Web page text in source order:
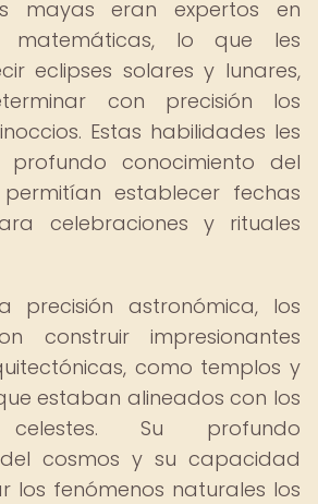
mayas eran expertos en
matemáticas, lo que les
eclipses solares y lunares,
con precisión los
Estas habilidades les
conocimiento del
establecer fechas
celebraciones y rituales
precisión astronómica, los
construir impresionantes
como templos y
estaban alineados con los
celestes. Su profundo
cosmos y su capacidad
los fenómenos naturales los